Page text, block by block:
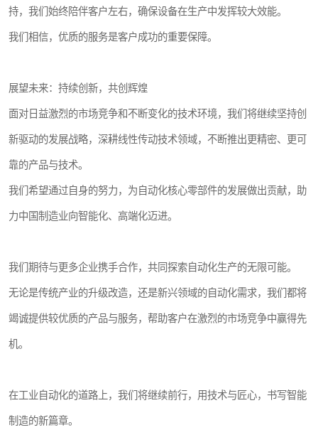
持，我们始终陪伴客户左右，确保设备在生产中发挥较大效能。
我们相信，优质的服务是客户成功的重要保障。
展望未来：持续创新，共创辉煌
面对日益激烈的市场竞争和不断变化的技术环境，我们将继续坚持创
新驱动的发展战略，深耕线性传动技术领域，不断推出更精密、更可
靠的产品与技术。
我们希望通过自身的努力，为自动化核心零部件的发展做出贡献，助
力中国制造业向智能化、高端化迈进。
我们期待与更多企业携手合作，共同探索自动化生产的无限可能。
无论是传统产业的升级改造，还是新兴领域的自动化需求，我们都将
竭诚提供较优质的产品与服务，帮助客户在激烈的市场竞争中赢得先
机。
在工业自动化的道路上，我们将继续前行，用技术与匠心，书写智能
制造的新篇章。